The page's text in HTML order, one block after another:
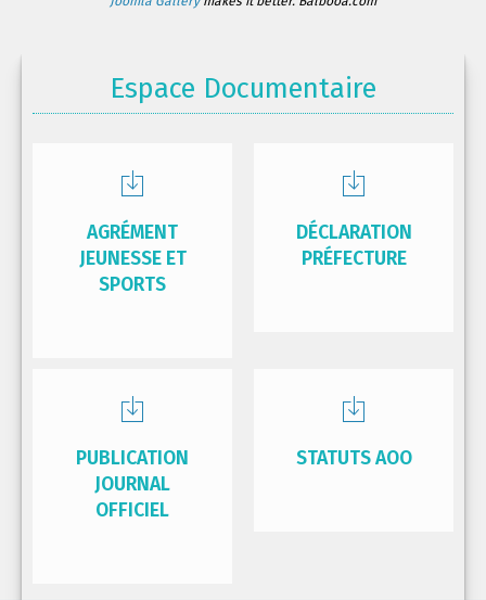
Espace Documentaire
AGRÉMENT
JEUNESSE ET
SPORTS
DÉCLARATION
PRÉFECTURE
PUBLICATION
JOURNAL
OFFICIEL
STATUTS AOO